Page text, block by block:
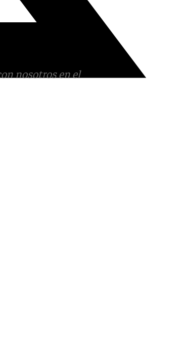
nosotros en el